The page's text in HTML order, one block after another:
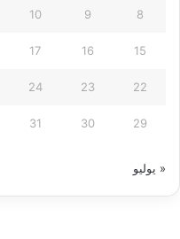
8
9
10
15
16
17
22
23
24
29
30
31
« يوليو